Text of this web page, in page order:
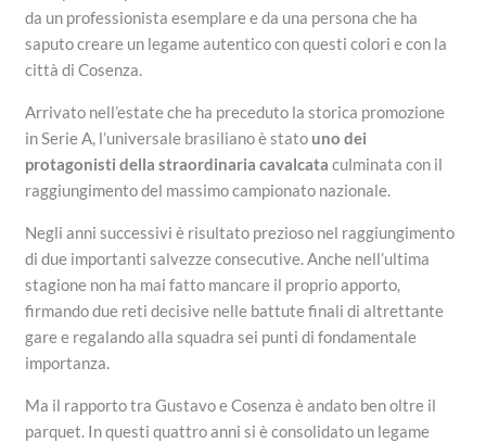
da un professionista esemplare e da una persona che ha
saputo creare un legame autentico con questi colori e con la
città di Cosenza.
Arrivato nell’estate che ha preceduto la storica promozione
in Serie A, l’universale brasiliano è stato uno dei
protagonisti della straordinaria cavalcata culminata con il
raggiungimento del massimo campionato nazionale.
Negli anni successivi è risultato prezioso nel raggiungimento
di due importanti salvezze consecutive. Anche nell’ultima
stagione non ha mai fatto mancare il proprio apporto,
firmando due reti decisive nelle battute finali di altrettante
gare e regalando alla squadra sei punti di fondamentale
importanza.
Ma il rapporto tra Gustavo e Cosenza è andato ben oltre il
parquet. In questi quattro anni si è consolidato un legame